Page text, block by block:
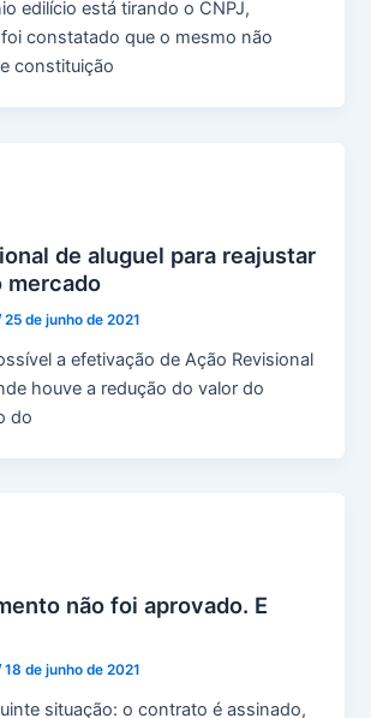
edilício está tirando o CNPJ,
constatado que o mesmo não
constituição
de aluguel para reajustar
mercado
25 de junho de 2021
a efetivação de Ação Revisional
houve a redução do valor do
do
não foi aprovado. E
18 de junho de 2021
situação: o contrato é assinado,